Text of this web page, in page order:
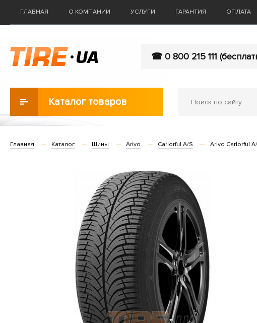
ГЛАВНАЯ О КОМПАНИИ УСЛУГИ ГАРАНТИЯ ОПЛАТА
☎ 0 800 215 111
Каталог товаров
Главная Каталог Шины Arivo Carlorful A/S Arivo Carlorful